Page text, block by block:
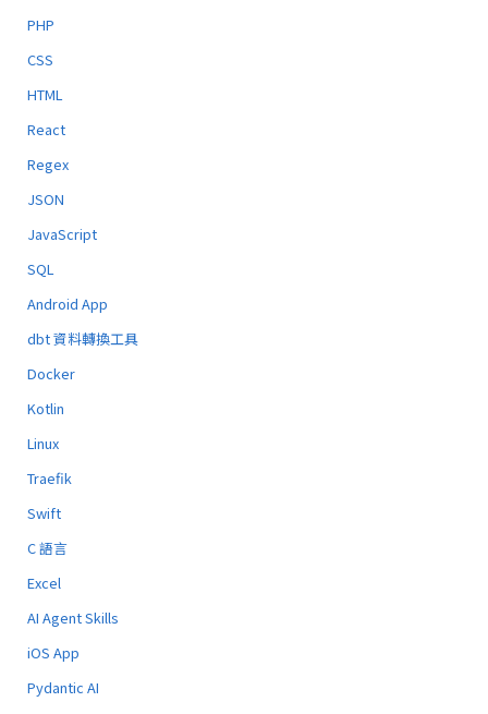
PHP
CSS
HTML
React
Regex
JSON
JavaScript
SQL
Android App
dbt 資料轉換工具
Docker
Kotlin
Linux
Traefik
Swift
C 語言
Excel
AI Agent Skills
iOS App
Pydantic AI